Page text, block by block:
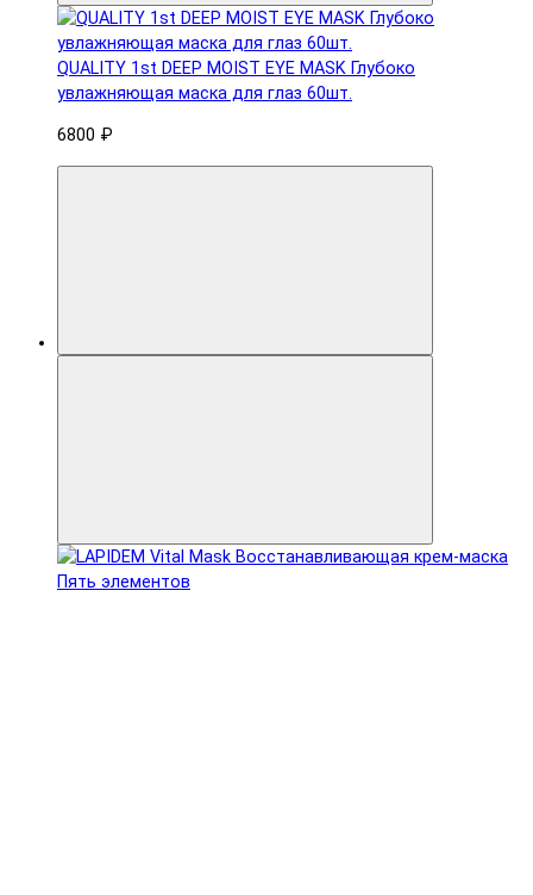
QUALITY 1st DEEP MOIST EYE MASK Глубоко
увлажняющая маска для глаз 60шт.
6800 ₽